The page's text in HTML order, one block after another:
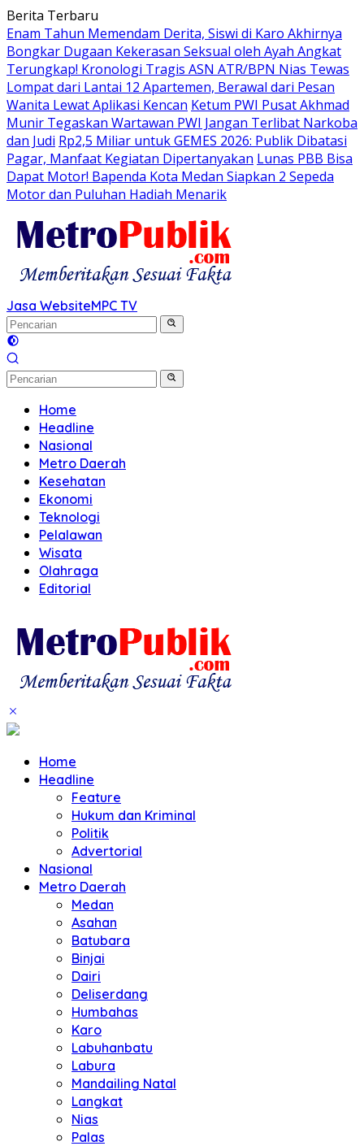
Langsung
ke
konten
Berita Terbaru
Enam Tahun Memendam Derita, Siswi di Karo Akhirnya
Bongkar Dugaan Kekerasan Seksual oleh Ayah Angkat
Terungkap! Kronologi Tragis ASN ATR/BPN Nias Tewas
Lompat dari Lantai 12 Apartemen, Berawal dari Pesan
Wanita Lewat Aplikasi Kencan Ketum PWI Pusat Akhmad
Munir Tegaskan Wartawan PWI Jangan Terlibat Narkoba
dan Judi Rp2,5 Miliar untuk GEMES 2026: Publik Dibatasi
Pagar, Manfaat Kegiatan Dipertanyakan Lunas PBB Bisa
Dapat Motor! Bapenda Kota Medan Siapkan 2 Sepeda
Motor dan Puluhan Hadiah Menarik
Jasa WebsiteMPC TV
Home
Headline
Nasional
Metro Daerah
Kesehatan
Ekonomi
Teknologi
Pelalawan
Wisata
Olahraga
Editorial
Home
Headline
Feature
Hukum dan Kriminal
Politik
Advertorial
Nasional
Metro Daerah
Medan
Asahan
Batubara
Binjai
Dairi
Deliserdang
Humbahas
Karo
Labuhanbatu
Labura
Mandailing Natal
Langkat
Nias
Palas